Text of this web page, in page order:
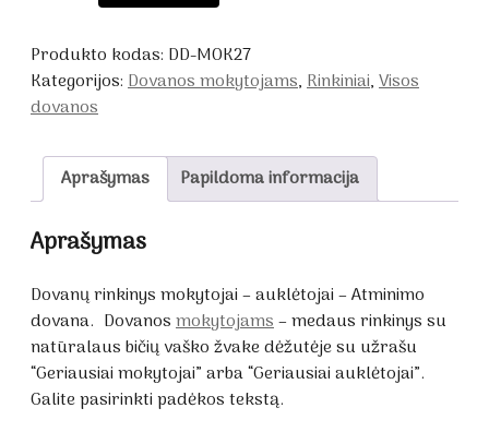
mokytojai
-
auklėtojai
Produkto kodas: DD-MOK27
Kategorijos:Dovanos mokytojams,Rinkiniai,Visos
dovanos
Aprašymas Papildoma informacija
Aprašymas
Dovanų rinkinys mokytojai – auklėtojai – Atminimo
dovana. Dovanosmokytojams– medaus rinkinys su
natūralaus bičių vaško žvake dėžutėje su užrašu
“Geriausiai mokytojai” arba “Geriausiai auklėtojai”.
Galite pasirinkti padėkos tekstą.